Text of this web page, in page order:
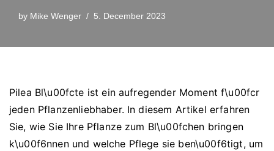
by Mike Wenger 5. December 2023
Pilea Bl\u00fcte ist ein aufregender Moment f\u00fcr
jeden Pflanzenliebhaber. In diesem Artikel erfahren
Sie, wie Sie Ihre Pflanze zum Bl\u00fchen bringen
k\u00f6nnen und welche Pflege sie ben\u00f6tigt, um